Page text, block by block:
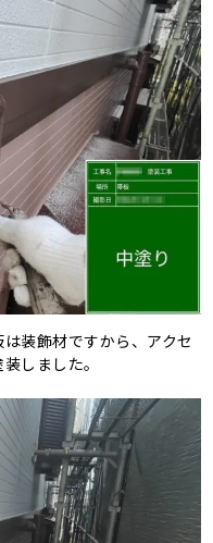
装飾材ですから、アクセ
しました。